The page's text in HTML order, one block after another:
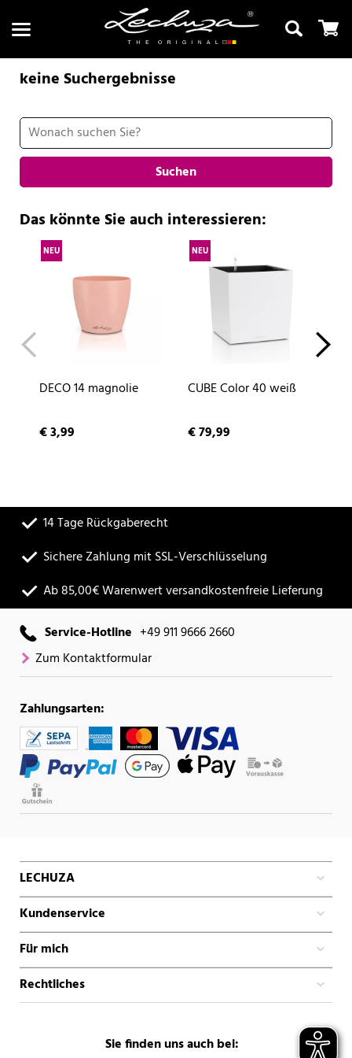
Suchen
keine Suchergebnisse
Suchen
Das könnte Sie auch interessieren:
NEU
DECO 14 magnolie
€ 3,99
NEU
CUBE Color 40 weiß
€ 79,99
14 Tage Rückgaberecht
Sichere Zahlung mit SSL-Verschlüsselung
Ab 85,00€ Warenwert versandkostenfreie Lieferung
Service-Hotline +49 911 9666 2660
Zum Kontaktformular
Zahlungsarten:
LECHUZA
Kundenservice
Für mich
Rechtliches
Sie finden uns auch bei: